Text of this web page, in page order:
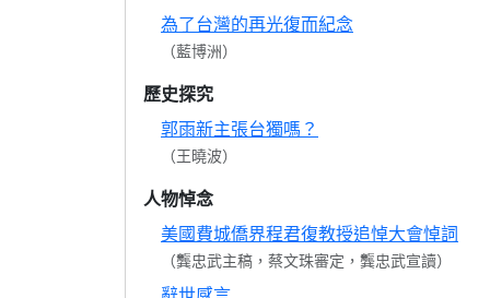
為了台灣的再光復而紀念
（藍博洲）
歷史探究
郭雨新主張台獨嗎？
（王曉波）
人物悼念
美國費城僑界程君復教授追悼大會悼詞
（龔忠武主稿，蔡文珠審定，龔忠武宣讀）